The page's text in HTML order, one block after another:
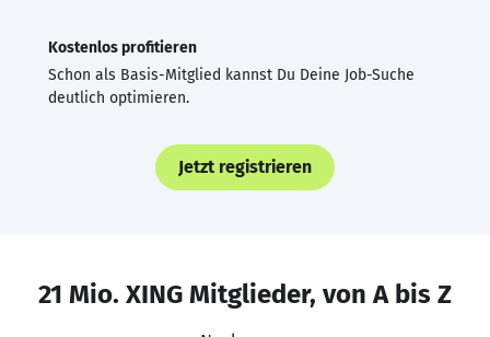
Kostenlos profitieren
Schon als Basis-Mitglied kannst Du Deine Job-Suche
deutlich optimieren.
Jetzt registrieren
21 Mio. XING Mitglieder, von A bis Z